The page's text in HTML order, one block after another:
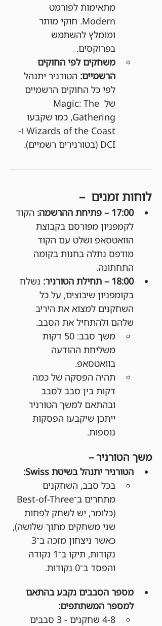
מתאימות לפורמט
Modern. חוקי מותר
ומומלץ להשתמש
בפרוקסים.
משחקים לפי החוקים
הרשמיים: הטורניר יתנהל
לפי כל החוקים הרשמיים
של Magic: The
Gathering, כמו שקבעו
Wizards of the Coast ו-
DCI (בטורנירים רשמיים).
לוחות זמנים  –
17:00 – פתיחת ההרשמה:
הקוד
לקמפניון מפורסם בקבוצת
הוואטסאפ ושלט עם הקוד
מודפס נתלה בחנות בקומה
התחתונה.
18:00 – תחילת הטורניר:
נשלח
בקומפניון שיבוצים, על כל
השחקנים למצוא את היריב
שלהם ולהתחיל את הסבב.
משך סבב: 50 דקות
משליחת ההודעה
בוואטסאפ.
תהיה הפסקה של כמה
דקות בין סבב לסבב
ובהתאם למשך הטורניר
ייתכן שיקבעו הפסקות
נוספות.
משך הטורניר –
הטורניר יתנהל בשיטת Swiss:
בכל סבב, השחקנים
(כלומר, יש לשחק לפחות
שני משחקים מתוך שלושה),
נקודות, תיקו ב־1 נקודה
והפסד ב־0 נקודות.
מספר הסבבים נקבע בהתאם
למספר המשתתפים:
4-8 שחקנים - 3 סבבים